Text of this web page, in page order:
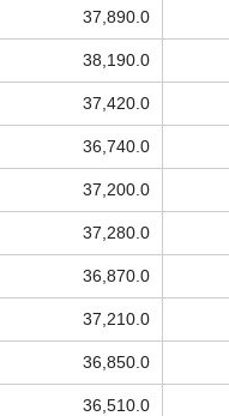
37,890.0
38,190.0
37,420.0
36,740.0
37,200.0
37,280.0
36,870.0
37,210.0
36,850.0
36,510.0